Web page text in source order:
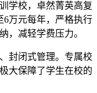
学校，卓然菁英高复
6万元每年，严格执行
，减轻学费压力。
封闭式管理。专属校
大保障了学生在校的